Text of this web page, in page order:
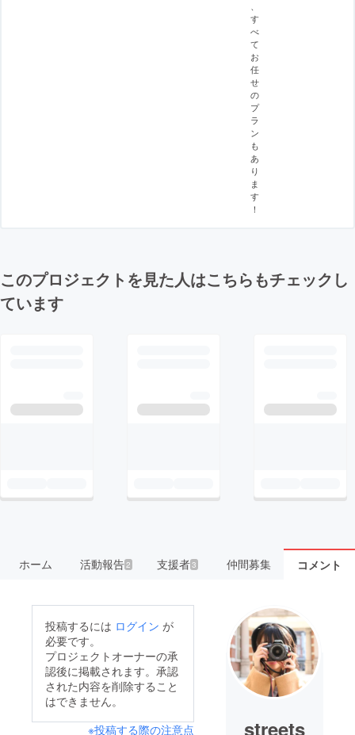
す
べ
て
お
任
せ
の
プ
ラ
ン
も
あ
り
ま
す
！
このプロジェクトを見た人はこちらもチェックし
ています
ホーム 活動報告2 支援者3 仲間募集 コメント
投稿するには ログイン が
必要です。
プロジェクトオーナーの承
認後に掲載されます。承認
された内容を削除すること
はできません。
※投稿する際の注意点
streets